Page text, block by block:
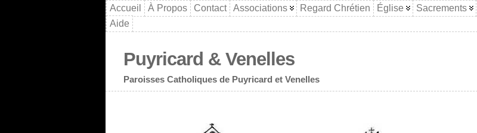
Accueil À Propos Contact Associations Regard Chrétien Église Sacrements
Aide
Puyricard & Venelles
Paroisses Catholiques de Puyricard et Venelles